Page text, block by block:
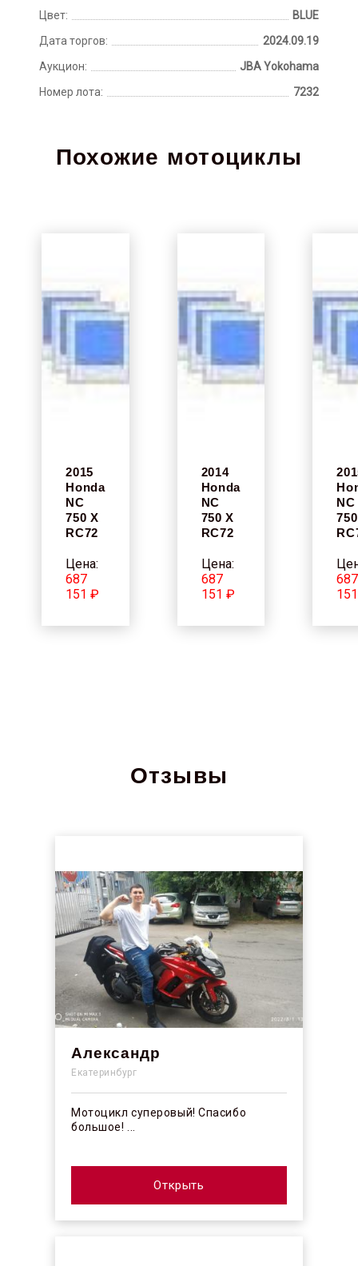
Цвет:
BLUE
Дата торгов:
2024.09.19
Аукцион:
JBA Yokohama
Номер лота:
7232
Похожие мотоциклы
2015
Honda
NC
750 X
RC72
Цена:
687
151 ₽
2014
Honda
NC
750 X
RC72
Цена:
687
151 ₽
NC
687
Отзывы
Александр
Екатеринбург
Мотоцикл суперовый! Спасибо
большое! ...
Открыть